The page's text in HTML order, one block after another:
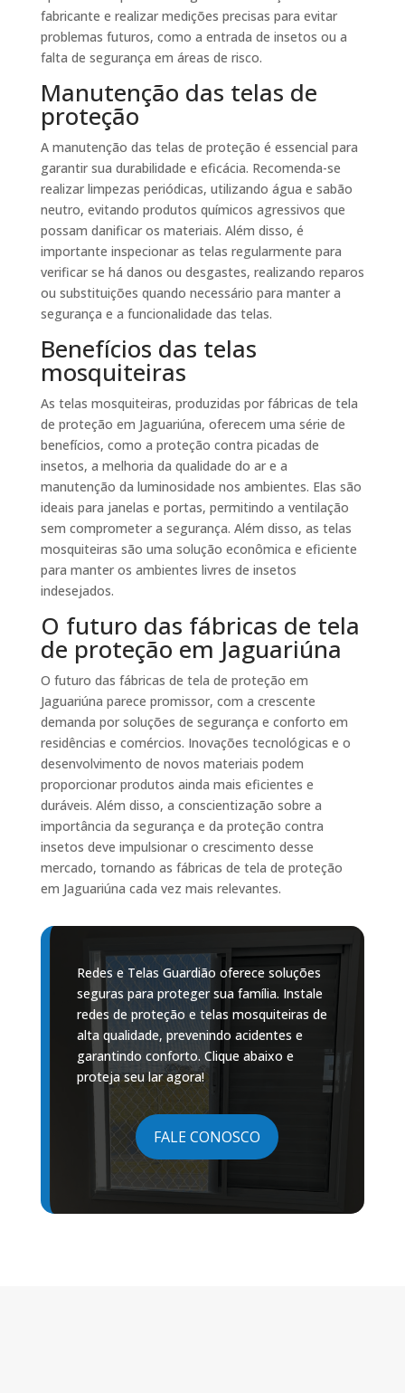
fabricante e realizar medições precisas para evitar
problemas futuros, como a entrada de insetos ou a
falta de segurança em áreas de risco.
Manutenção das telas de
proteção
A manutenção das telas de proteção é essencial para
garantir sua durabilidade e eficácia. Recomenda-se
realizar limpezas periódicas, utilizando água e sabão
neutro, evitando produtos químicos agressivos que
possam danificar os materiais. Além disso, é
importante inspecionar as telas regularmente para
verificar se há danos ou desgastes, realizando reparos
ou substituições quando necessário para manter a
segurança e a funcionalidade das telas.
Benefícios das telas
mosquiteiras
As telas mosquiteiras, produzidas por fábricas de tela
de proteção em Jaguariúna, oferecem uma série de
benefícios, como a proteção contra picadas de
insetos, a melhoria da qualidade do ar e a
manutenção da luminosidade nos ambientes. Elas são
ideais para janelas e portas, permitindo a ventilação
sem comprometer a segurança. Além disso, as telas
mosquiteiras são uma solução econômica e eficiente
para manter os ambientes livres de insetos
indesejados.
O futuro das fábricas de tela
de proteção em Jaguariúna
O futuro das fábricas de tela de proteção em
Jaguariúna parece promissor, com a crescente
demanda por soluções de segurança e conforto em
residências e comércios. Inovações tecnológicas e o
desenvolvimento de novos materiais podem
proporcionar produtos ainda mais eficientes e
duráveis. Além disso, a conscientização sobre a
importância da segurança e da proteção contra
insetos deve impulsionar o crescimento desse
mercado, tornando as fábricas de tela de proteção
em Jaguariúna cada vez mais relevantes.
Redes e Telas Guardião oferece soluções
seguras para proteger sua família. Instale
redes de proteção e telas mosquiteiras de
alta qualidade, prevenindo acidentes e
garantindo conforto. Clique abaixo e
proteja seu lar agora!
FALE CONOSCO